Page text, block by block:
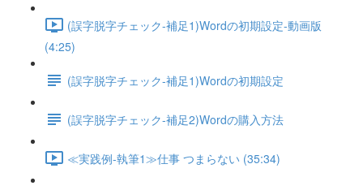
(誤字脱字チェック-補足1)Wordの初期設定-動画版
(4:25)
(誤字脱字チェック-補足1)Wordの初期設定
(誤字脱字チェック-補足2)Wordの購入方法
≪実践例-執筆1≫仕事 つまらない (35:34)